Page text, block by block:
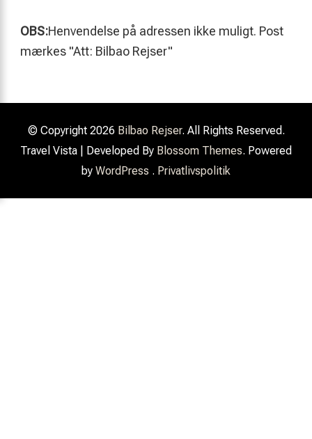
OBS:Henvendelse på adressen ikke muligt. Post
mærkes "Att: Bilbao Rejser"
© Copyright 2026 Bilbao Rejser. All Rights Reserved.
Travel Vista | Developed By Blossom Themes. Powered
by WordPress . Privatlivspolitik